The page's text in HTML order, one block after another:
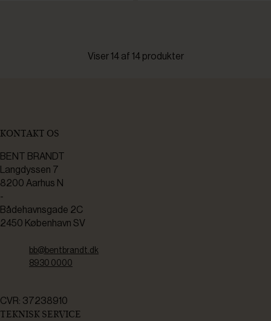
Viser 14 af 14 produkter
KONTAKT OS
BENT BRANDT
Langdyssen 7
8200 Aarhus N
-
Bådehavnsgade 2C
2450 København SV
bb@bentbrandt.dk
8930 0000
CVR: 37238910
TEKNISK SERVICE